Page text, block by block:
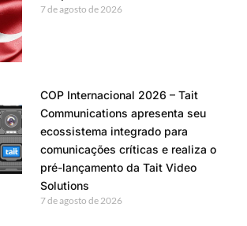
7 de agosto de 2026
COP Internacional 2026 – Tait
Communications apresenta seu
ecossistema integrado para
comunicações críticas e realiza o
pré-lançamento da Tait Video
Solutions
7 de agosto de 2026